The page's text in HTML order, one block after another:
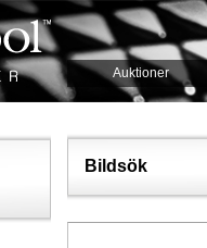
Auktioner
Bildsök